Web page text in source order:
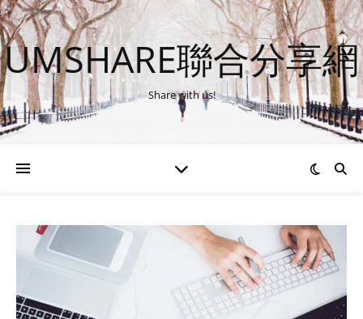
UMSHARE聯合分享網
Share with us!